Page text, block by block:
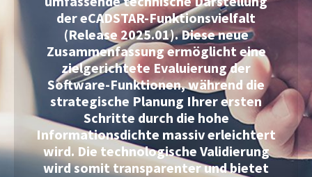
der eCADSTAR-Funktionsvielfalt
(Release 2025.01). Diese neue
Zusammenfassung ermöglicht eine
zielgerichtete Evaluierung der
Software-Funktionen, während die
strategische Planung Ihrer ersten
Schritte durch die hohe
Informationsdichte massiv erleichtert
wird. Die technologische Validierung
wird somit transparenter und bietet